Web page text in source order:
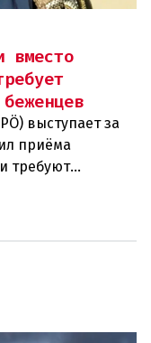
вместо
выступает за
приёма
требуют
проверки